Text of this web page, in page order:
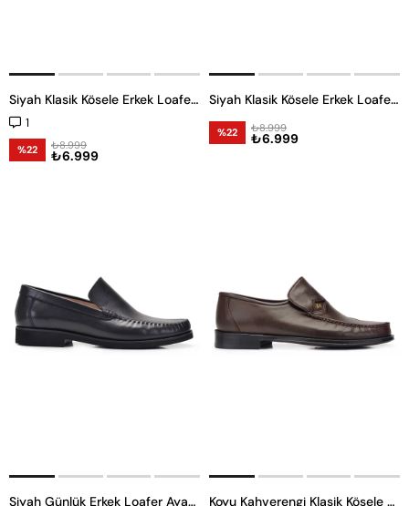
Siyah Klasik Kösele Erkek Loafer Ayakkabı
1
%22 ₺6.999
₺8.999
Siyah Klasik Kösele Erkek Loafer Ayakkabı
%22 ₺6.999
₺8.999
Siyah Günlük Erkek Loafer Ayakkabı Koyu Kahverengi Klasik Kösele Erkek Rok Ayakkabı